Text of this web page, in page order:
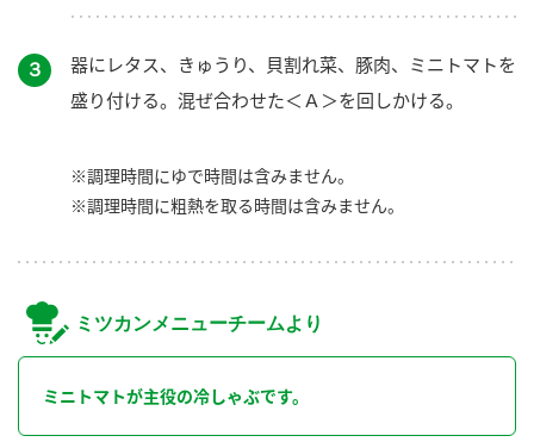
３
器にレタス、きゅうり、貝割れ菜、豚肉、ミニトマトを
盛り付ける。混ぜ合わせた＜Ａ＞を回しかける。
※調理時間にゆで時間は含みません。
※調理時間に粗熱を取る時間は含みません。
ミツカンメニューチームより
ミニトマトが主役の冷しゃぶです。